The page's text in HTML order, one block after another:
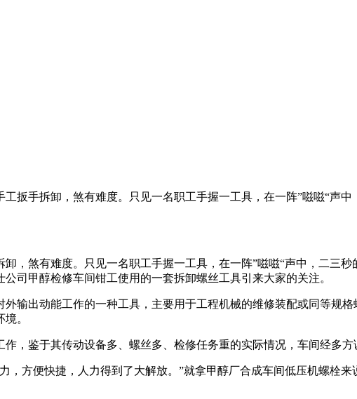
扳手拆卸，煞有难度。只见一名职工手握一工具，在一阵”嗞嗞“声
，煞有难度。只见一名职工手握一工具，在一阵”嗞嗞“声中，二三
司甲醇检修车间钳工使用的一套拆卸螺丝工具引来大家的关注。
输出动能工作的一种工具，主要用于工程机械的维修装配或同等规
。
，鉴于其传动设备多、螺丝多、检修任务重的实际情况，车间经多方
，方便快捷，人力得到了大解放。”就拿甲醇厂合成车间低压机螺栓